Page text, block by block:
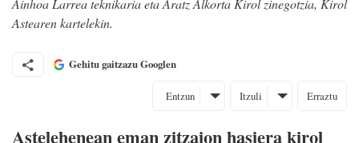
Ainhoa Larrea teknikaria eta Aratz Alkorta Kirol zinegotzia, Kirol
Astearen kartelekin.
Gehitu gaitzazu Googlen
Entzun Itzuli Erraztu
Astelehenean eman zitzaion hasiera kirol